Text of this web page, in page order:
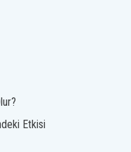
Etkisi